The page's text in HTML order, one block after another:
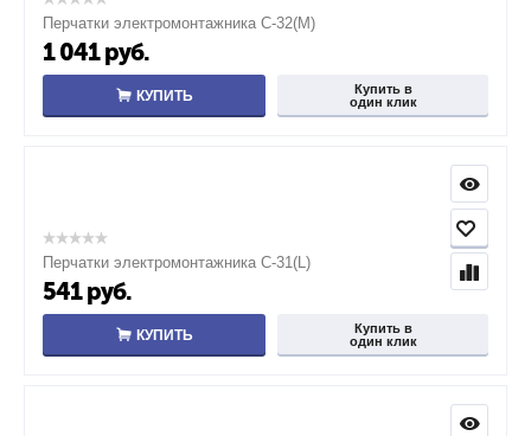
Перчатки электромонтажника С-32(M)
1 041 руб.
КУПИТЬ
Купить в
один клик
Перчатки электромонтажника С-31(L)
541 руб.
КУПИТЬ
Купить в
один клик